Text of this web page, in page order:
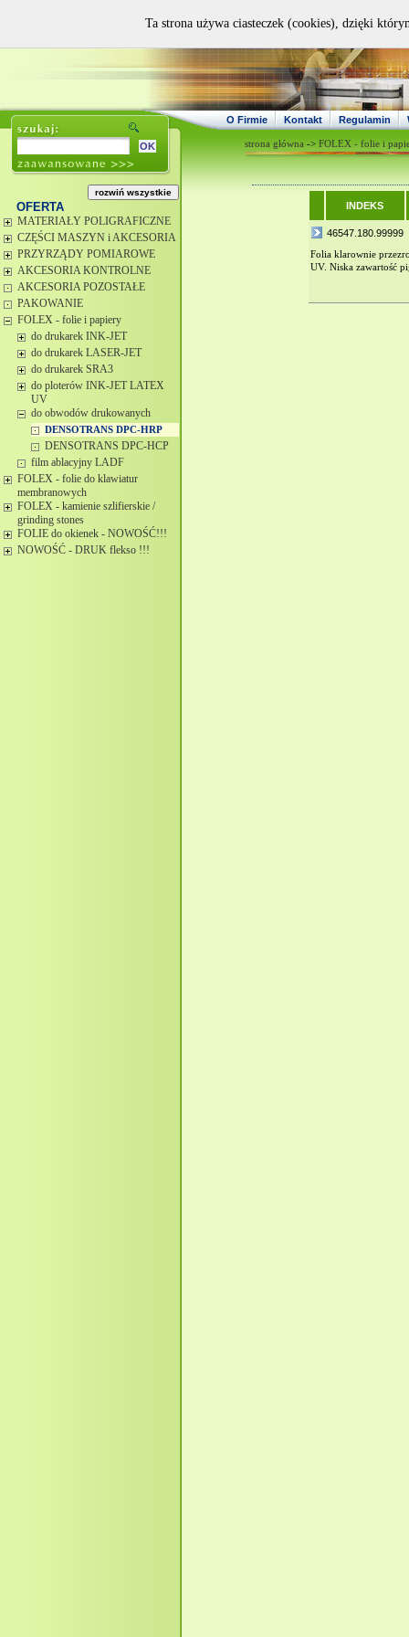
O Firmie Kontakt Regulamin
OFERTA
MATERIAŁY POLIGRAFICZNE
CZĘŚCI MASZYN i AKCESORIA
PRZYRZĄDY POMIAROWE
AKCESORIA KONTROLNE
AKCESORIA POZOSTAŁE
PAKOWANIE
FOLEX - folie i papiery
do drukarek INK-JET
do drukarek LASER-JET
do drukarek SRA3
do ploterów INK-JET LATEX
UV
do obwodów drukowanych
DENSOTRANS DPC-HRP
DENSOTRANS DPC-HCP
film ablacyjny LADF
FOLEX - folie do klawiatur
membranowych
FOLEX - kamienie szlifierskie /
grinding stones
FOLIE do okienek - NOWOŚĆ!!!
NOWOŚĆ - DRUK flekso !!!
strona główna -> FOLEX - folie i
INDEKS
46547.180.99999
Folia klarownie
UV. Niska zawartość
Ta strona używa ciasteczek (cookies), dzięki